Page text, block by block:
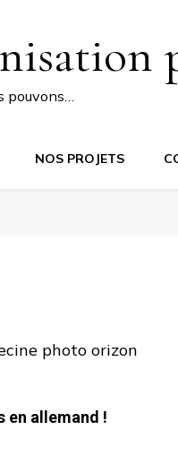
pouvons…
NOS PROJETS
en allemand !